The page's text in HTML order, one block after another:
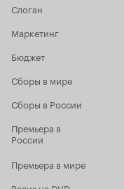
Слоган
Маркетинг
Бюджет
Сборы в мире
Сборы в России
Премьера в
России
Премьера в мире